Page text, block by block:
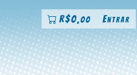
R$0,00 Entrar